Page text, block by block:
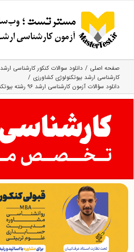
content
صفحه اصلی
دانلود سوالات کنکور کارشناسی ارشد
کارشناسی ارشد بیوتکنولوژی کشاورزی
دانلود سؤالات آزمون کارشناسی ارشد ۹۶ رشته بیوتکنولوژی کشاورزی (کد ۱۳۲۴)